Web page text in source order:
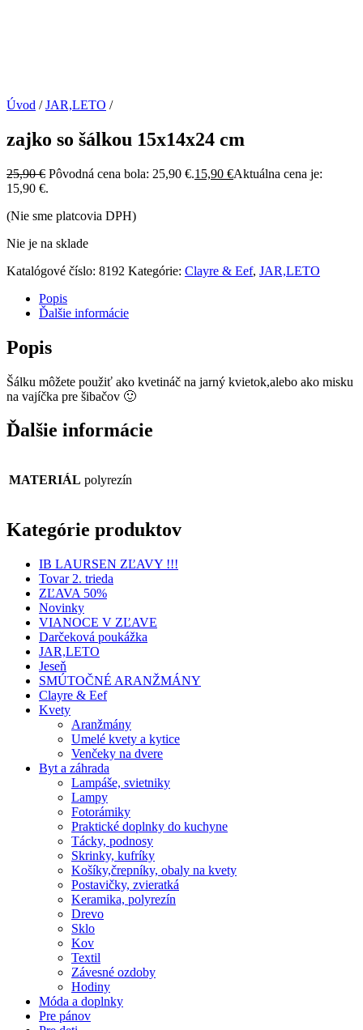
Úvod /JAR,LETO /
zajko so šálkou 15x14x24 cm
25,90€ Pôvodná cena bola: 25,90 €.15,90 €Aktuálna cena je:
15,90 €.
(Nie sme platcovia DPH)
Nie je na sklade
Katalógové číslo: 8192 Kategórie: Clayre & Eef, JAR,LETO
Popis
Ďalšie informácie
Popis
Šálku môžete použiť ako kvetináč na jarný kvietok,alebo ako misku
na vajíčka pre šibačov 🙂
Ďalšie informácie
MATERIÁL polyrezín
Kategórie produktov
IB LAURSEN ZĽAVY !!!
Tovar 2. trieda
ZĽAVA 50%
Novinky
VIANOCE V ZĽAVE
Darčeková poukážka
JAR,LETO
Jeseň
SMÚTOČNÉ ARANŽMÁNY
Clayre & Eef
Kvety
Aranžmány
Umelé kvety a kytice
Venčeky na dvere
Byt a záhrada
Lampáše, svietniky
Lampy
Fotorámiky
Praktické doplnky do kuchyne
Tácky, podnosy
Skrinky, kufríky
Košíky,črepníky, obaly na kvety
Postavičky, zvieratká
Keramika, polyrezín
Drevo
Sklo
Kov
Textil
Závesné ozdoby
Hodiny
Móda a doplnky
Pre pánov